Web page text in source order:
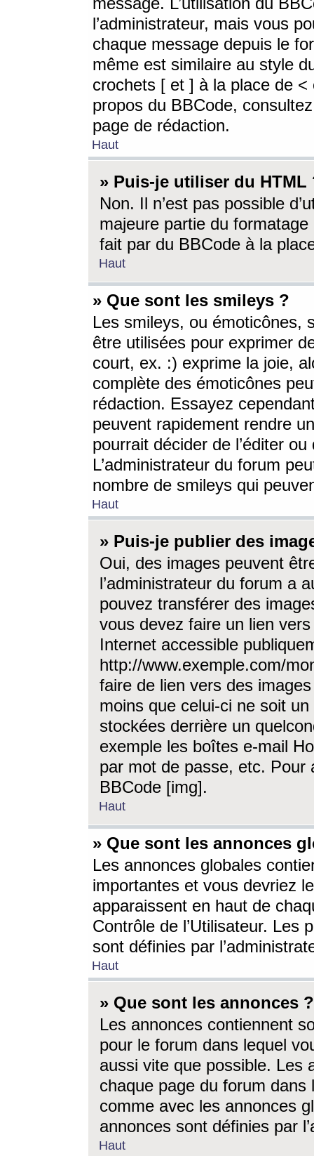
l’administrateur, mais vous
chaque message depuis le
même est similaire au style
crochets [ et ] à la place de <
propos du BBCode,
page de rédaction.
Haut
» Puis-je utiliser du HTML
Non. Il n’est pas possible
majeure partie du
fait par du BBCode à la
Haut
» Que sont les smileys ?
Les smileys, ou émoticônes,
être utilisées pour exprimer
court, ex. :) exprime la joie,
complète des émoticônes
rédaction. Essayez
peuvent rapidement rendre
pourrait décider de l’éditer
L’administrateur du forum
nombre de smileys qui
Haut
» Puis-je publier des
Oui, des images peuvent
l’administrateur du forum a
pouvez transférer des
vous devez faire un lien
Internet accessible
http://www.exemple.com/
faire de lien vers des
moins que celui-ci ne soit
stockées derrière un
exemple les boîtes e-mail
par mot de passe, etc. Pour
BBCode [img].
Haut
» Que sont les annonces
Les annonces globales
importantes et vous devriez
apparaissent en haut de
Contrôle de l’Utilisateur. Les
sont définies par
Haut
» Que sont les annonces ?
Les annonces contiennent
pour le forum dans lequel
aussi vite que possible. Les
chaque page du forum dans
comme avec les annonces
annonces sont définies par
Haut